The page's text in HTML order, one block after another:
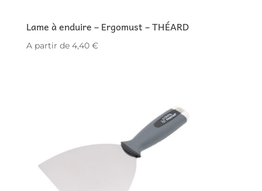
Lame à enduire – Ergomust – THÉARD
A partir de 4,40 €